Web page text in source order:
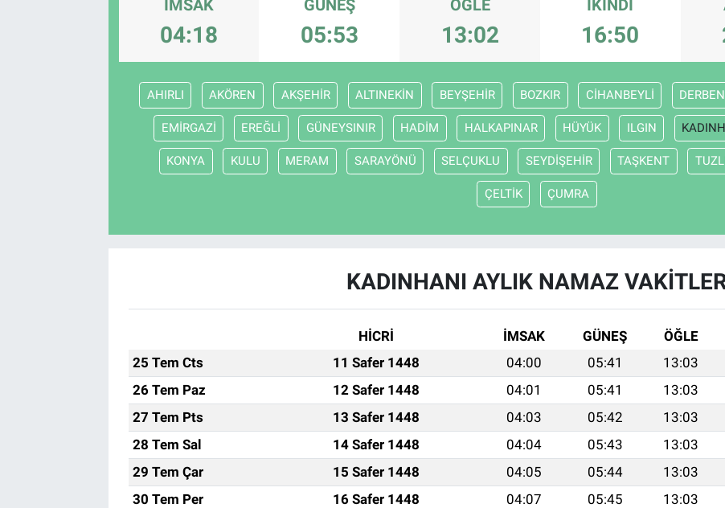
İMSAK
04:18
GÜNEŞ
05:53
ÖĞLE
13:02
İKINDI
16:50
AHIRLI AKÖREN AKŞEHİR ALTINEKİN BEYŞEHİR BOZKIR CİHANBEYLİ
EMİRGAZİ EREĞLİ GÜNEYSINIR HADİM HALKAPINAR HÜYÜK ILGIN
KONYA KULU MERAM SARAYÖNÜ SELÇUKLU SEYDİŞEHİR TAŞKENT
ÇELTİK ÇUMRA
KADINHANI AYLIK NAMAZ
HİCRİ İMSAK GÜNEŞ ÖĞLE
25 Tem Cts
11 Safer 1448 04:00 05:41 13:03
26 Tem Paz
12 Safer 1448 04:01 05:41 13:03
27 Tem Pts
13 Safer 1448 04:03 05:42 13:03
28 Tem Sal
14 Safer 1448 04:04 05:43 13:03
29 Tem Çar
15 Safer 1448 04:05 05:44 13:03
30 Tem Per
16 Safer 1448 04:07 05:45 13:03